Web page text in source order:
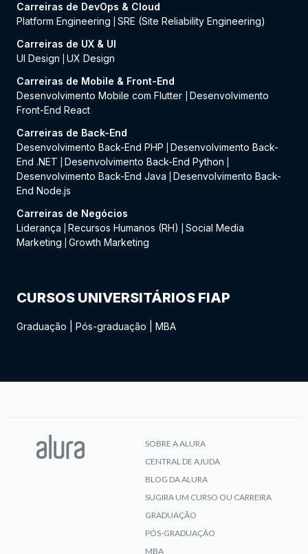
Carreiras de DevOps & Cloud
Platform Engineering
SRE (Site Reliability Engineering)
Carreiras de UX & UI
UI Design
UX Design
Carreiras de Mobile & Front-End
Desenvolvimento Mobile com Flutter
Desenvolvimento
Front-End React
Carreiras de Back-End
Desenvolvimento Back-End PHP
Desenvolvimento Back-
End .NET
Desenvolvimento Back-End Python
Desenvolvimento Back-End Java
Desenvolvimento Back-
End Node.js
Carreiras de Negócios
Liderança
Recursos Humanos (RH)
Social Media
Marketing
Growth Marketing
CURSOS UNIVERSITÁRIOS FIAP
Graduação Pós-graduação MBA
SOBRE A ALURA
CENTRAL DE AJUDA
BLOG DA ALURA
SUGIRA UM CURSO OU CARREIRA
GRADUAÇÃO
PÓS-GRADUAÇÃO
MBA